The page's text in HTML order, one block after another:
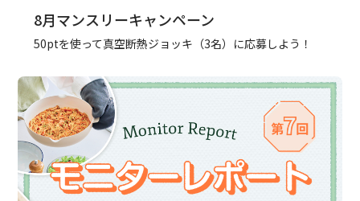
8月マンスリーキャンペーン
50ptを使って真空断熱ジョッキ（3名）に応募しよう！